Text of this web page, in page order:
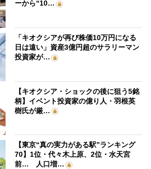
ーから“10…
「キオクシアが再び株価10万円になる
日は遠い」資産3億円超のサラリーマン
投資家が…
【キオクシア・ショックの後に狙う5銘
柄】イベント投資家の億り人・羽根英
樹氏が厳…
【東京“真の実力がある駅”ランキング
70】1位・代々木上原、2位・水天宮
前… 人口増…